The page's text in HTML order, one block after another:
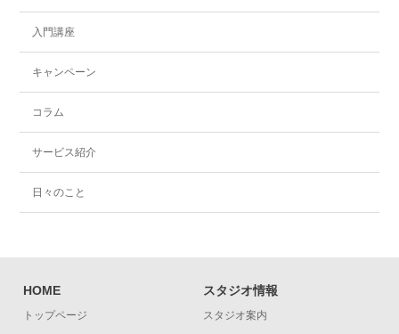
入門講座
キャンペーン
コラム
サービス紹介
日々のこと
HOME
トップページ
スタジオ情報
スタジオ案内